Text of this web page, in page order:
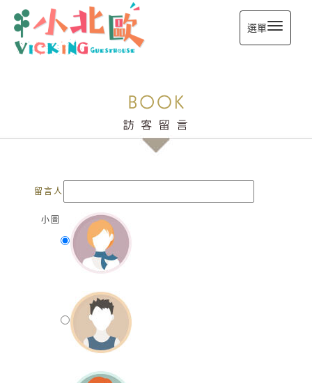
選單
留言人
小圖